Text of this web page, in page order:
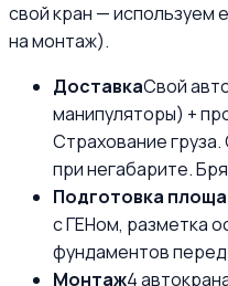
свой кран — используем
на монтаж).
ДоставкаСвой
манипуляторы) +
Страхование
при негабарите.
Подготовка
с ГЕНом, разметка
фундаментов
Монтаж4